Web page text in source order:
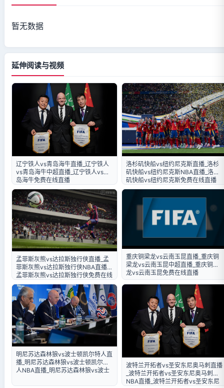
暂无数据
延伸阅读与视频
辽宁铁人vs青岛海牛直播_辽宁铁人
vs青岛海牛中超直播_辽宁铁人vs青
岛海牛免费在线直播
洛杉矶快船vs纽约尼克斯直播_洛杉
矶快船vs纽约尼克斯NBA直播_洛杉
矶快船vs纽约尼克斯免费在线直播
孟菲斯灰熊vs达拉斯独行侠直播_孟
菲斯灰熊vs达拉斯独行侠NBA直播_
孟菲斯灰熊vs达拉斯独行侠免费在线
直播
重庆铜梁龙vs云南玉昆直播_重庆铜
梁龙vs云南玉昆中超直播_重庆铜梁
龙vs云南玉昆免费在线直播
明尼苏达森林狼vs波士顿凯尔特人直
播_明尼苏达森林狼vs波士顿凯尔特
人NBA直播_明尼苏达森林狼vs波士
波特兰开拓者vs圣安东尼奥马刺直播
_波特兰开拓者vs圣安东尼奥马刺
NBA直播_波特兰开拓者vs圣安东尼